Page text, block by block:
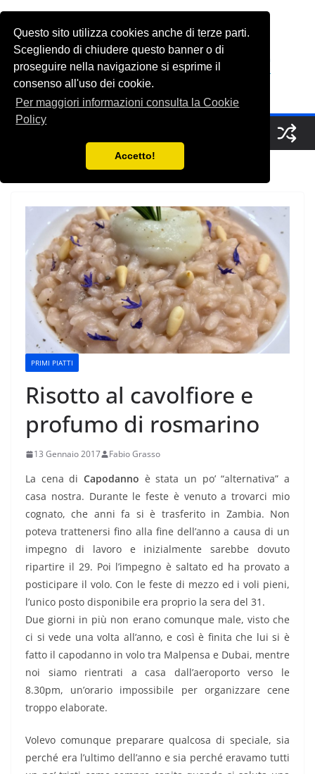
Questo sito utilizza cookies anche di terze parti.
Scegliendo di chiudere questo banner o di
proseguire nella navigazione si esprime il
consenso all'uso dei cookie.
Per maggiori informazioni consulta la Cookie
Policy
Accetto!
Salta
contenutoFabioGrasso.net
A Saucerful of Delights
PRIMI PIATTI
Risotto al cavolfiore e
profumo di rosmarino
13 Gennaio 2017 Fabio Grasso
La cena di Capodanno è stata un po’ “alternativa” a
casa nostra. Durante le feste è venuto a trovarci mio
cognato, che anni fa si è trasferito in Zambia. Non
poteva trattenersi fino alla fine dell’anno a causa di un
impegno di lavoro e inizialmente sarebbe dovuto
ripartire il 29. Poi l’impegno è saltato ed ha provato a
posticipare il volo. Con le feste di mezzo ed i voli pieni,
l’unico posto disponibile era proprio la sera del 31.
Due giorni in più non erano comunque male, visto che
ci si vede una volta all’anno, e così è finita che lui si è
fatto il capodanno in volo tra Malpensa e Dubai, mentre
noi siamo rientrati a casa dall’aeroporto verso le
8.30pm, un’orario impossibile per organizzare cene
troppo elaborate.
Volevo comunque preparare qualcosa di speciale, sia
perché era l’ultimo dell’anno e sia perché eravamo tutti